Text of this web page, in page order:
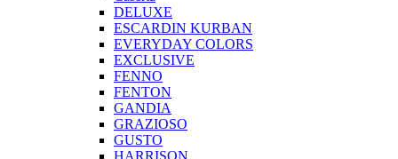
DELUXE
ESCARDIN KURBAN
EVERYDAY COLORS
EXCLUSIVE
FENNO
FENTON
GANDIA
GRAZIOSO
GUSTO
HARRISON